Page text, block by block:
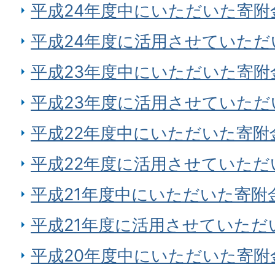
平成24年度中にいただいた寄附
平成24年度に活用させていた
平成23年度中にいただいた寄附
平成23年度に活用させていた
平成22年度中にいただいた寄附
平成22年度に活用させていた
平成21年度中にいただいた寄附
平成21年度に活用させていただ
平成20年度中にいただいた寄附